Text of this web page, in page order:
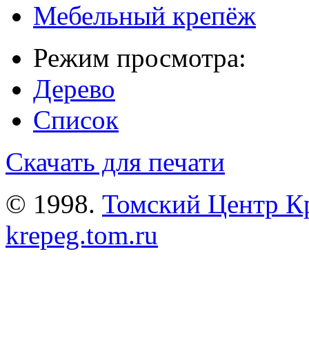
Мебельный крепёж
Режим просмотра:
Дерево
Список
Скачать для печати
© 1998. Томский Центр
krepeg.tom.ru